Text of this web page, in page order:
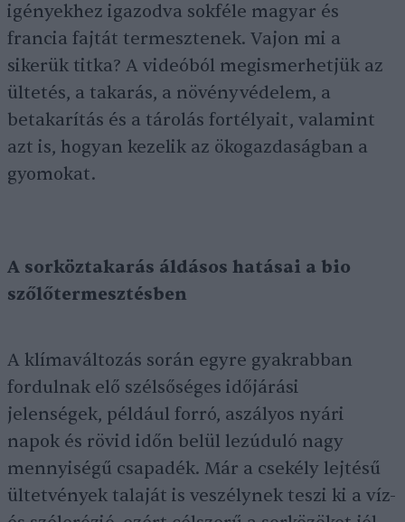
igényekhez igazodva sokféle magyar és
francia fajtát termesztenek. Vajon mi a
sikerük titka? A videóból megismerhetjük az
ültetés, a takarás, a növényvédelem, a
betakarítás és a tárolás fortélyait, valamint
azt is, hogyan kezelik az ökogazdaságban a
gyomokat.
A sorköztakarás áldásos hatásai a bio
szőlőtermesztésben
A klímaváltozás során egyre gyakrabban
fordulnak elő szélsőséges időjárási
jelenségek, például forró, aszályos nyári
napok és rövid időn belül lezúduló nagy
mennyiségű csapadék. Már a csekély lejtésű
ültetvények talaját is veszélynek teszi ki a víz-